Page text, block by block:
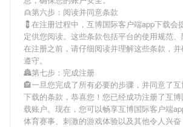
👱第六步：阅读并同意条款
💈在注册过程中， 互博国际客户端app下载会
定供您阅读。这些条款包括平台的使用规范、
在注册之前，请仔细阅读并理解这些条款，
遵守。
🏯第七步：完成注册
🏤一旦您完成了所有必要的步骤，并同意了
下载的条款，恭喜您！您已经成功注册了互
载账户。现在，您可以畅享互博国际客户端
体育赛事、刺激的游戏体验以及其他令人兴奋